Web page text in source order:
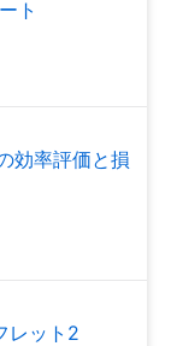
ト
効率評価と損
レット2